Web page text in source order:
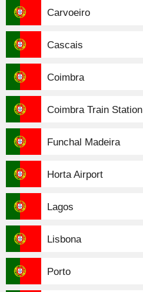
Carvoeiro
Cascais
Coimbra
Coimbra Train Station
Funchal Madeira
Horta Airport
Lagos
Lisbona
Porto